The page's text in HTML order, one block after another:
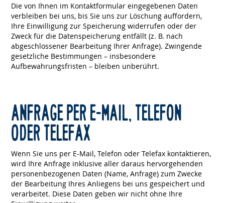
Die von Ihnen im Kontaktformular eingegebenen Daten
verbleiben bei uns, bis Sie uns zur Löschung auffordern,
Ihre Einwilligung zur Speicherung widerrufen oder der
Zweck für die Datenspeicherung entfällt (z. B. nach
abgeschlossener Bearbeitung Ihrer Anfrage). Zwingende
gesetzliche Bestimmungen – insbesondere
Aufbewahrungsfristen – bleiben unberührt.
ANFRAGE PER E-MAIL, TELEFON
ODER TELEFAX
Wenn Sie uns per E-Mail, Telefon oder Telefax kontaktieren,
wird Ihre Anfrage inklusive aller daraus hervorgehenden
personenbezogenen Daten (Name, Anfrage) zum Zwecke
der Bearbeitung Ihres Anliegens bei uns gespeichert und
verarbeitet. Diese Daten geben wir nicht ohne Ihre